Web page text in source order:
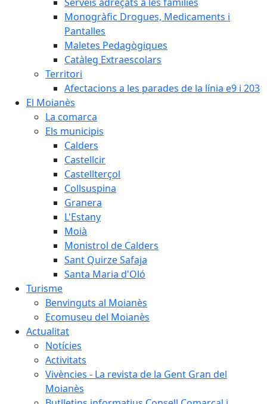
Monogràfic Drogues, Medicaments i
Pantalles
Maletes Pedagògiques
Catàleg Extraescolars
Territori
Afectacions a les parades de la línia e9 i 203
El Moianès
La comarca
Els municipis
Calders
Castellcir
Castellterçol
Collsuspina
Granera
L'Estany
Moià
Monistrol de Calders
Sant Quirze Safaja
Santa Maria d'Oló
Turisme
Benvinguts al Moianès
Ecomuseu del Moianès
Actualitat
Notícies
Activitats
Vivències - La revista de la Gent Gran del
Moianès